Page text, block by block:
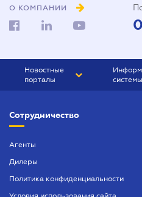
О КОМПАНИИ
Новостные
порталы
БИЗНЕС
системы
Сотрудничество
Агенты
Дилеры
Политика конфиденциальности